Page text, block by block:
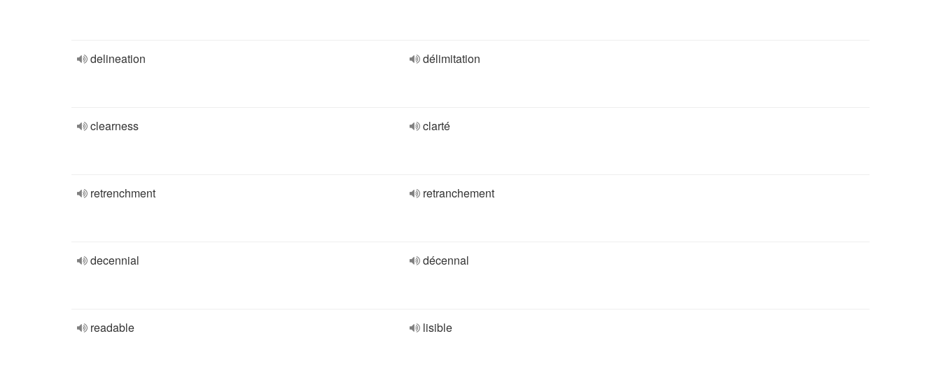
delineation délimitation
clearness clarté
retrenchment retranchement
decennial décennal
readable lisible